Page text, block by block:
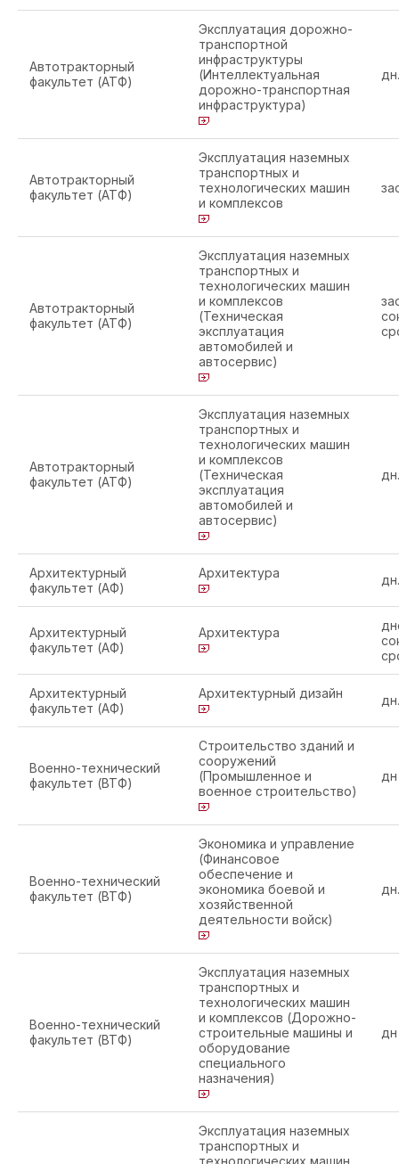
Автотракторный
факультет (АТФ)
Эксплуатация дорожно-
транспортной
инфраструктуры
(Интеллектуальная
дорожно-транспортная
инфраструктура)
дн.
Автотракторный
факультет (АТФ)
Эксплуатация наземных
транспортных и
технологических машин
и комплексов
Автотракторный
факультет (АТФ)
Эксплуатация наземных
транспортных и
технологических машин
и комплексов
(Техническая
эксплуатация
автомобилей и
автосервис)
Автотракторный
факультет (АТФ)
Эксплуатация наземных
транспортных и
технологических машин
и комплексов
(Техническая
эксплуатация
автомобилей и
автосервис)
дн.
Архитектурный
факультет (АФ)
Архитектура дн.
Архитектурный
факультет (АФ)
Архитектура
Архитектурный
факультет (АФ)
Архитектурный дизайн дн.
Военно-технический
факультет (ВТФ)
Строительство зданий и
сооружений
(Промышленное и
военное строительство)
дн
Военно-технический
факультет (ВТФ)
Экономика и управление
(Финансовое
обеспечение и
экономика боевой и
хозяйственной
деятельности войск)
дн.
Военно-технический
факультет (ВТФ)
Эксплуатация наземных
транспортных и
технологических машин
и комплексов (Дорожно-
строительные машины и
оборудование
специального
назначения)
дн
Эксплуатация наземных
транспортных и
технологических машин